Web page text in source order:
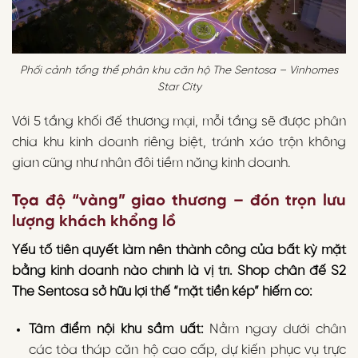
Phối cảnh tổng thể phân khu căn hộ The Sentosa – Vinhomes
Star City
Với 5 tầng khối đế thương mại, mỗi tầng sẽ được phân
chia khu kinh doanh riêng biệt, tránh xáo trộn không
gian cũng như nhân đôi tiềm năng kinh doanh.
Tọa độ “vàng” giao thương – đón trọn lưu
lượng khách khổng lồ
Yếu tố tiên quyết làm nên thành công của bất kỳ mặt
bằng kinh doanh nào chính là vị trí. Shop chân đế S2
The Sentosa sở hữu lợi thế “mặt tiền kép” hiếm có:
Tâm điểm nội khu sầm uất:Nằm ngay dưới chân
các tòa tháp căn hộ cao cấp, dự kiến phục vụ trực